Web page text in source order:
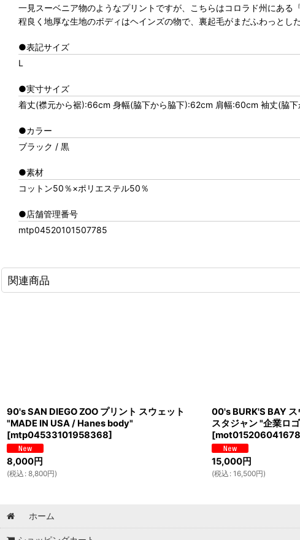
一見スーベニア物のようなプリントですが、こちらはコロラド州にある
程良く地厚な生地のボディはヘインズの物で、裏起毛がまだふわっとし
●表記サイズ
L
●実寸サイズ
着丈(襟元から裾):66cm 身幅(脇下から脇下):62cm 肩幅:60cm 袖丈(脇
●カラー
ブラック / 黒
●素材
コットン50％×ポリエステル50％
●店舗管理番号
mtp04520101507785
関連商品
90's SAN DIEGO ZOO プリント スウェット
"MADE IN USA / Hanes body"
[mtp04533101958368]
8,000円
(税込 : 8,800円)
00's BURK'S BAY
スタジャン "企業ロ
[
15,000円
(税込 : 16,500円)
ホーム